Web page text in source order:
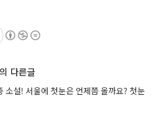
다른글
설! 서울에 첫눈은 언제쯤 올까요? 첫눈